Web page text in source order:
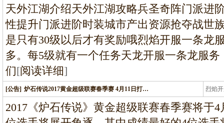
天外江湖介绍天外江湖攻略兵圣奇阵门派进
性提升门派进阶时装城市产出资源抢夺战世
是只有30级以后才有奖励哦烈焰开服一条龙
多。每5级就有一个任务天龙开服一条龙服
们[阅读详细]
[公告] 炉石传说2017黄金超级联赛春季赛 4月11日打… 烈焰
龙
2017《炉石传说》黄金超级联赛春季赛将于